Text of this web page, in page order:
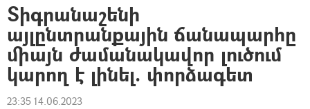
Տիգրանաշենի
այլընտրանքային ճանապարհը
միայն ժամանակավոր լուծում
կարող է լինել. փորձագետ
23:35 14.06.2023